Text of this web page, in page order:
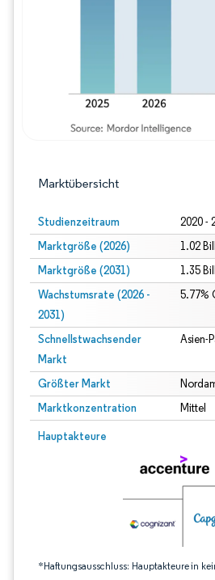
Marktübersicht
Studienzeitraum 2020 -
Marktgröße (2026) 1.02
Marktgröße (2031) 1.35
Wachstumsrate (2026 -
2031)
5.77%
Schnellstwachsender
Markt
Asien-
Größter Markt
Marktkonzentration Mittel
Hauptakteure
*Haftungsausschluss: Hauptakteure in
Bild © Mordor Intelligence.